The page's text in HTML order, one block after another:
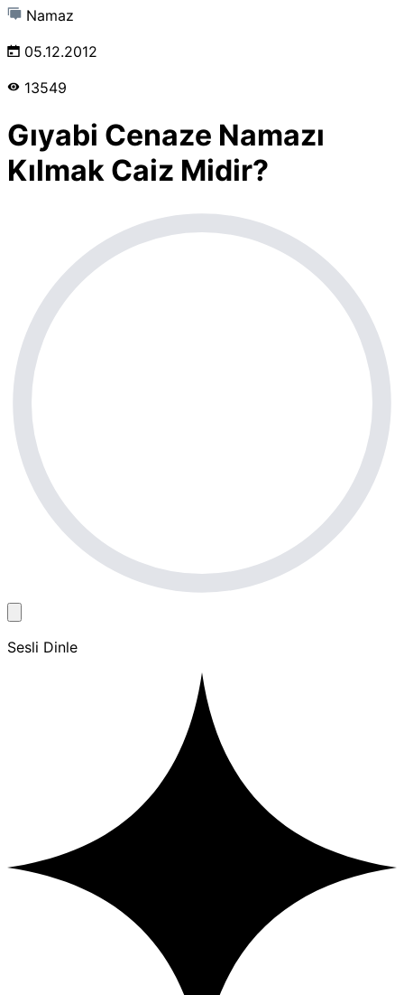
Namaz
05.12.2012
13549
Gıyabi Cenaze Namazı
Kılmak Caiz Midir?
Sesli Dinle